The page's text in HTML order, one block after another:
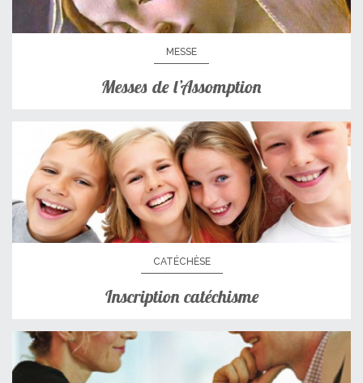
MESSE
Messes de l’Assomption
CATÉCHÈSE
Inscription catéchisme